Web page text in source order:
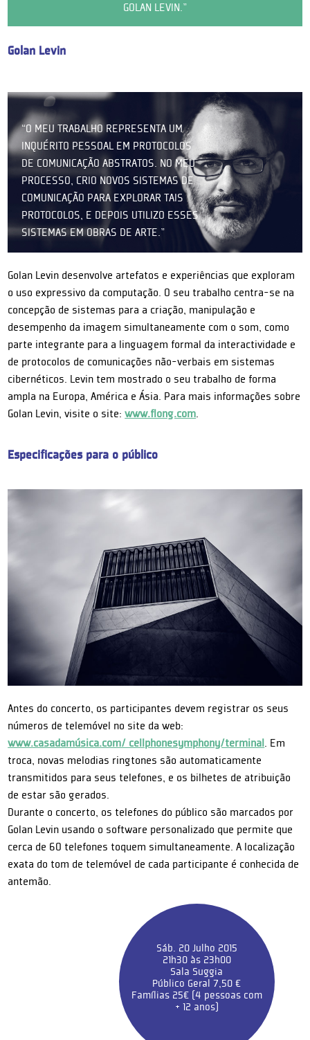
GOLAN LEVIN.”
Golan Levin
“O MEU TRABALHO REPRESENTA UM
INQUÉRITO PESSOAL EM PROTOCOLOS
DE COMUNICAÇÃO ABSTRATOS. NO MEU
PROCESSO, CRIO NOVOS SISTEMAS DE
COMUNICAÇÃO PARA EXPLORAR TAIS
PROTOCOLOS, E DEPOIS UTILIZO ESSES
SISTEMAS EM OBRAS DE ARTE.”
Golan Levin desenvolve artefatos e experiências que exploram
o uso expressivo da computação. O seu trabalho centra-se na
concepção de sistemas para a criação, manipulação e
desempenho da imagem simultaneamente com o som, como
parte integrante para a linguagem formal da interactividade e
de protocolos de comunicações não-verbais em sistemas
cibernéticos. Levin tem mostrado o seu trabalho de forma
ampla na Europa, América e Ásia. Para mais informações sobre
Golan Levin, visite o site:www.flong.com
Especificações para o público
Antes do concerto, os participantes devem registrar os seus
números de telemóvel no site da web:
www.casadamúsica.com/ cellphonesymphony/terminal . Em
troca, novas melodias ringtones são automaticamente
transmitidos para seus telefones, e os bilhetes de atribuição
de estar são gerados.
Durante o concerto, os telefones do público são marcados por
Golan Levin usando o software personalizado que permite que
cerca de 60 telefones toquem simultaneamente. A localização
exata do tom de telemóvel de cada participante é conhecida de
antemão.
Sáb. 20 Julho 2015
21h30 às 23h00
Sala Suggia
Público Geral 7,50 €
Famílias 25€ (4 pessoas com
+ 12 anos)